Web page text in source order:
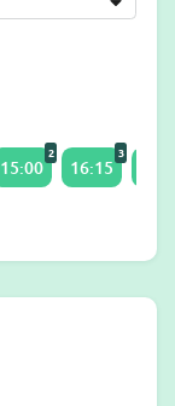
15:00
2
16:15
3